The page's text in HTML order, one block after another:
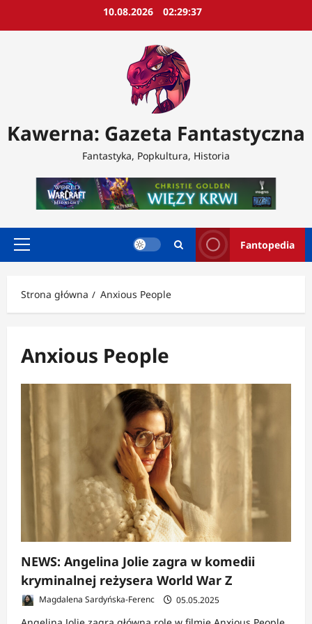
10.08.2026 02:29:39
Kawerna: Gazeta Fantastyczna
Fantastyka, Popkultura, Historia
Menu
Fantopedia
Strona główna Anxious People
Anxious People
NEWS: Angelina Jolie zagra w komedii
kryminalnej reżysera World War Z
Magdalena Sardyńska-Ferenc 05.05.2025